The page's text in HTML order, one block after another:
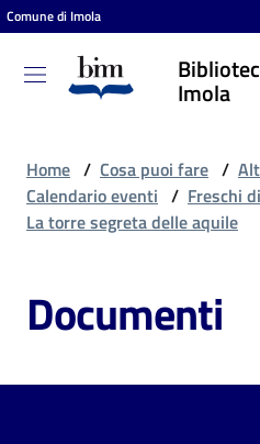
Vai al contenuto
Vai alla navigazione
Vai al footer
Comune di Imola
Imola
Biblioteca
comunale
Cosa
fare
Home / Cosa puoi fare /
Calendario eventi / Freschi
La torre segreta delle aquile
Documenti